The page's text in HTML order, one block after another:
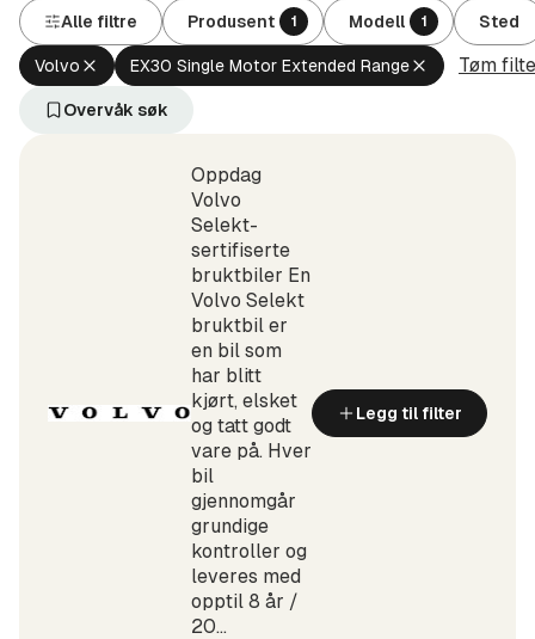
Alle filtre Produsent 1 Modell 1 Sted
Volvo Fjern
aktivt
filter
EX30 Single Motor Extended Range Fjern
aktivt
Tøm
Overvåk søk
Oppdag
Volvo
Selekt-
sertifiserte
bruktbiler En
Volvo Selekt
bruktbil er
en bil som
har blitt
kjørt, elsket
og tatt godt
vare på. Hver
bil
gjennomgår
grundige
kontroller og
leveres med
opptil 8 år /
20...
Legg til filter